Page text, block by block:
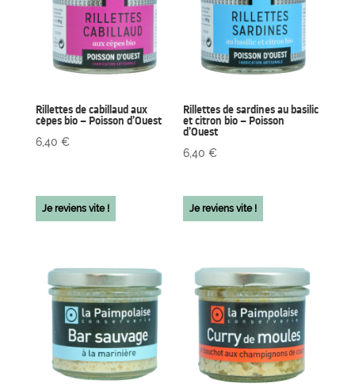
Rillettes de cabillaud aux
cèpes bio – Poisson d’Ouest
6,40 €
Rillettes de sardines au basilic
et citron bio – Poisson
d’Ouest
6,40€
Je reviens vite ! Je reviens vite !